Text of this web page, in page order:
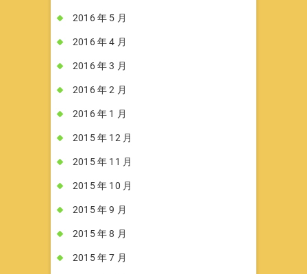
2016 年 5 月
2016 年 4 月
2016 年 3 月
2016 年 2 月
2016 年 1 月
2015 年 12 月
2015 年 11 月
2015 年 10 月
2015 年 9 月
2015 年 8 月
2015 年 7 月